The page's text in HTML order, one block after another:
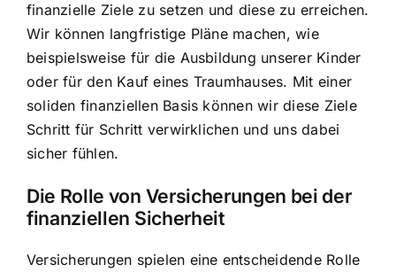
finanzielle Ziele zu setzen und diese zu erreichen.
Wir können langfristige Pläne machen, wie
beispielsweise für die Ausbildung unserer Kinder
oder für den Kauf eines Traumhauses. Mit einer
soliden finanziellen Basis können wir diese Ziele
Schritt für Schritt verwirklichen und uns dabei
sicher fühlen.
Die Rolle von Versicherungen bei der
finanziellen Sicherheit
Versicherungen spielen eine entscheidende Rolle